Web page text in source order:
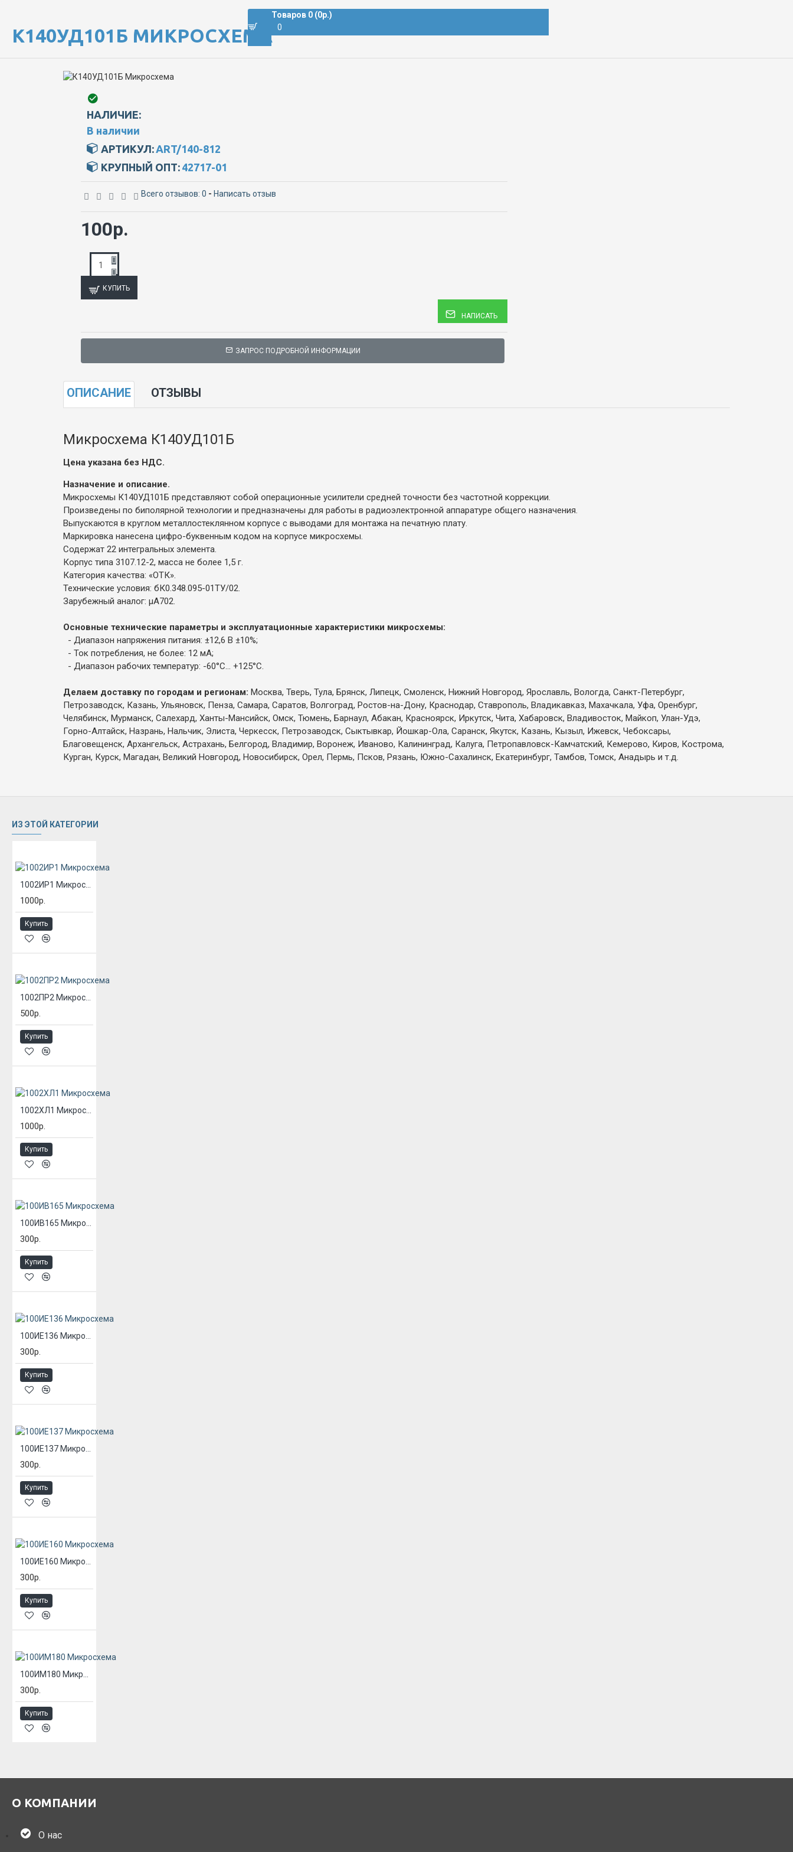
Товаров 0 (0р.)
0
К140УД101Б МИКРОСХЕМА
НАЛИЧИЕ:
В наличии
АРТИКУЛ: ART/140-812
КРУПНЫЙ ОПТ: 42717-01
Всего отзывов: 0 - Написать отзыв
100р.
КУПИТЬ
НАПИСАТЬ
ЗАПРОС ПОДРОБНОЙ ИНФОРМАЦИИ
ОПИСАНИЕ ОТЗЫВЫ
Микросхема К140УД101Б
Цена указана без НДС.
Назначение и описание.
Микросхемы К140УД101Б представляют собой операционные усилители средней точности без частотной коррекции.
Произведены по биполярной технологии и предназначены для работы в радиоэлектронной аппаратуре общего назначения.
Выпускаются в круглом металлостеклянном корпусе с выводами для монтажа на печатную плату.
Маркировка нанесена цифро-буквенным кодом на корпусе микросхемы.
Содержат 22 интегральных элемента.
Корпус типа 3107.12-2, масса не более 1,5 г.
Категория качества: «ОТК».
Технические условия: бК0.348.095-01ТУ/02.
Зарубежный аналог: µA702.
Основные технические параметры и эксплуатационные характеристики микросхемы:
- Диапазон напряжения питания: ±12,6 В ±10%;
- Ток потребления, не более: 12 мА;
- Диапазон рабочих температур: -60°C... +125°С.
Делаем доставку по городам и регионам: Москва, Тверь, Тула, Брянск, Липецк, Смоленск, Нижний Новгород, Ярославль, Вологда, Санкт-Петербург,
Петрозаводск, Казань, Ульяновск, Пенза, Самара, Саратов, Волгоград, Ростов-на-Дону, Краснодар, Ставрополь, Владикавказ, Махачкала, Уфа, Оренбург,
Челябинск, Мурманск, Салехард, Ханты-Мансийск, Омск, Тюмень, Барнаул, Абакан, Красноярск, Иркутск, Чита, Хабаровск, Владивосток, Майкоп, Улан-Удэ,
Горно-Алтайск, Назрань, Нальчик, Элиста, Черкесск, Петрозаводск, Сыктывкар, Йошкар-Ола, Саранск, Якутск, Казань, Кызыл, Ижевск, Чебоксары,
Благовещенск, Архангельск, Астрахань, Белгород, Владимир, Воронеж, Иваново, Калининград, Калуга, Петропавловск-Камчатский, Кемерово, Киров, Кострома,
Курган, Курск, Магадан, Великий Новгород, Новосибирск, Орел, Пермь, Псков, Рязань, Южно-Сахалинск, Екатеринбург, Тамбов, Томск, Анадырь и т.д.
ИЗ ЭТОЙ КАТЕГОРИИ
1000р.
Купить
500р.
Купить
1000р.
Купить
300р.
Купить
300р.
Купить
300р.
Купить
300р.
Купить
300р.
Купить
О КОМПАНИИ
О нас